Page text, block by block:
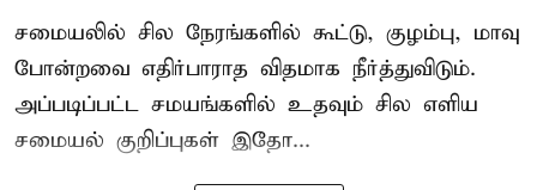
சமையலில் சில நேரங்களில் கூட்டு, குழம்பு, மாவு
போன்றவை எதிர்பாராத விதமாக நீர்த்துவிடும்.
அப்படிப்பட்ட சமயங்களில் உதவும் சில எளிய
சமையல் குறிப்புகள் இதோ...